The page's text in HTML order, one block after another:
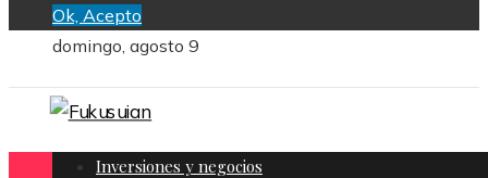
Ok, Acepto
domingo, agosto 9
Inversiones y negocios